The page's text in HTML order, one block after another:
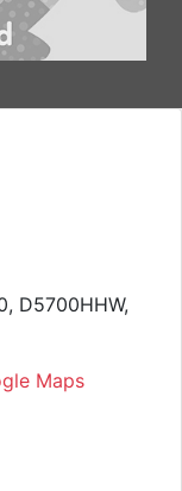
D5700HHW,
Maps